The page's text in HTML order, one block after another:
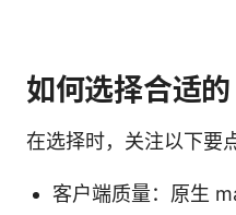
如何选择合适
在选择时，关注以下要
客户端质量：原生